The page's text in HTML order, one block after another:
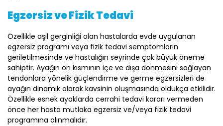
Egzersiz ve Fizik Tedavi
Özellikle aşil gerginliği olan hastalarda evde uygulanan
egzersiz programı veya fizik tedavi semptomların
geriletilmesinde ve hastalığın seyrinde çok büyük öneme
sahiptir. Ayağın ön kısmının içe ve dışa dönmesini sağlayan
tendonlara yönelik güçlendirme ve germe egzersizleri de
ayağın dinamik olarak kavsinin oluşmasında oldukça etkilidir.
Özellikle esnek ayaklarda cerrahi tedavi kararı vermeden
önce her hasta mutlaka egzersiz ve/veya fizik tedavi
programına alınmalıdır.